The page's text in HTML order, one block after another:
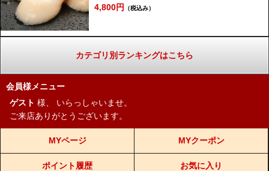
4,800円
（税込み）
カテゴリ別ランキングはこちら
会員様メニュー
ゲスト 様、
いらっしゃいませ。
ご来店ありがとうございます。
MYページ MYクーポン
ポイント履歴 お気に入り